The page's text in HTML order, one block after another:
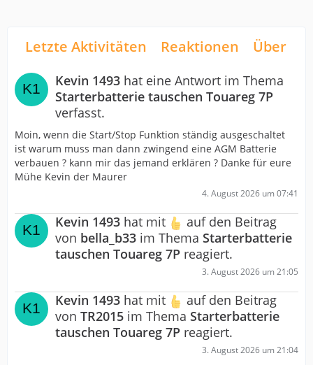
Letzte Aktivitäten Reaktionen Über
Kevin 1493 hat eine Antwort im Thema
Starterbatterie tauschen Touareg 7P
verfasst.
Moin, wenn die Start/Stop Funktion ständig ausgeschaltet
ist warum muss man dann zwingend eine AGM Batterie
verbauen ? kann mir das jemand erklären ? Danke für eure
Mühe Kevin der Maurer
4. August 2026 um 07:41
Kevin 1493 hat mit
auf den Beitrag
von bella_b33 im Thema Starterbatterie
tauschen Touareg 7P reagiert.
3. August 2026 um 21:05
Kevin 1493 hat mit
auf den Beitrag
von TR2015 im Thema Starterbatterie
tauschen Touareg 7P reagiert.
3. August 2026 um 21:04